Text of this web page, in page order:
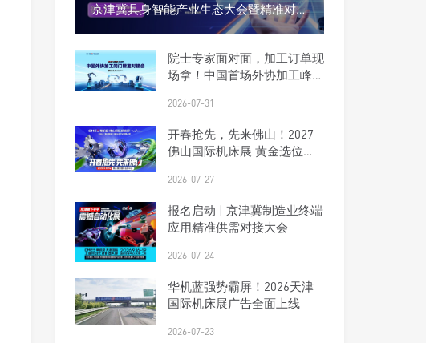
京津冀具身智能产业生态大会暨精准对接
院士专家面对面，加工订单现
场拿！中国首场外协加工峰会
2026-07-31
开春抢先，先来佛山！2027
佛山国际机床展 黄金选位正
2026-07-27
报名启动 | 京津冀制造业终端
应用精准供需对接大会
2026-07-24
华机蓝强势霸屏！2026天津
国际机床展广告全面上线
2026-07-23